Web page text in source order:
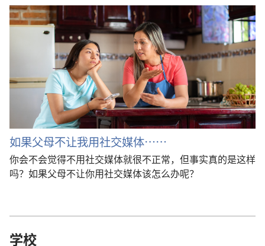
如果父母不让我用社交媒体……
你会不会觉得不用社交媒体就很不正常，但事实真的是这样
吗？如果父母不让你用社交媒体该怎么办呢？
学校